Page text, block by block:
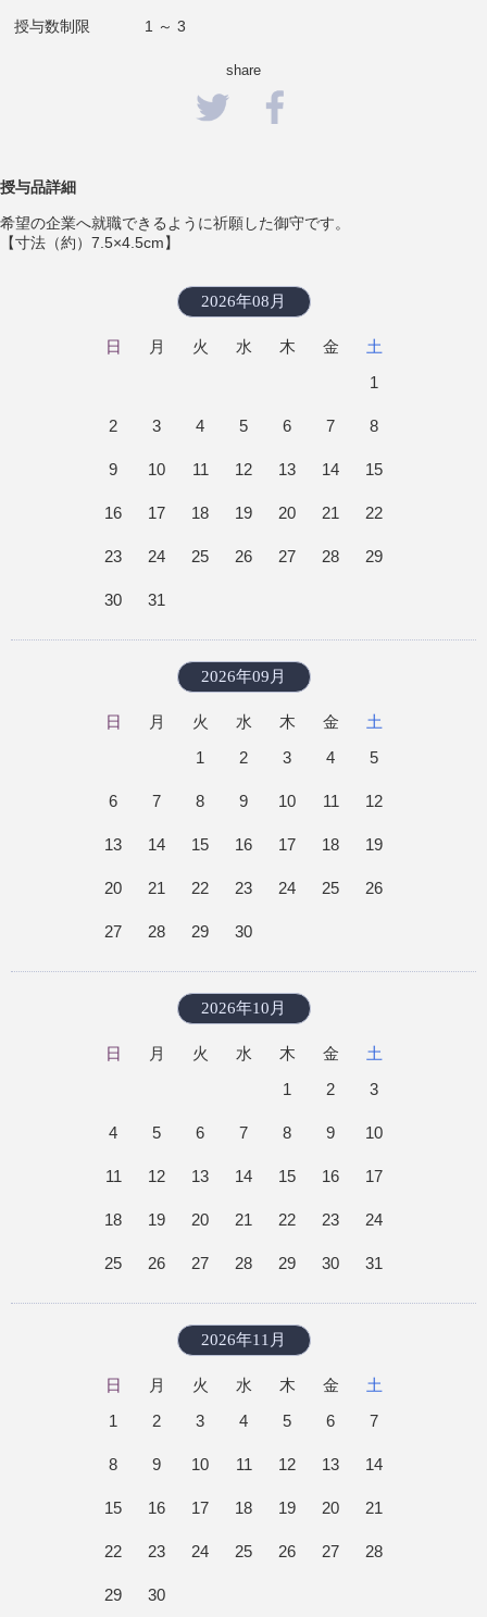
授与数制限 1 ～ 3
share
授与品詳細
希望の企業へ就職できるように祈願した御守です。
【寸法（約）7.5×4.5cm】
2026年08月
日 月 火 水 木 金
土
1
2 3 4 5 6 7 8
9 10 11 12 13 14 15
16 17 18 19 20 21 22
23 24 25 26 27 28 29
30 31
2026年09月
日 月 火 水 木 金
土
1
2 3 4 5
6 7 8 9 10 11 12
13 14 15 16 17 18 19
20 21 22 23 24 25 26
27 28 29 30
2026年10月
日 月 火 水 木 金
土
1
2 3
4 5 6 7 8 9 10
11 12 13 14 15 16 17
18 19 20 21 22 23 24
25 26 27 28 29 30 31
2026年11月
日 月 火 水 木 金
土
1
2 3 4 5 6 7
8 9 10 11 12 13 14
15 16 17 18 19 20 21
22 23 24 25 26 27 28
29 30